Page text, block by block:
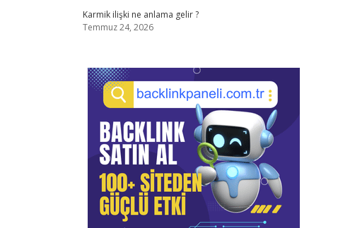
Karmik ilişki ne anlama gelir ?
Temmuz 24, 2026